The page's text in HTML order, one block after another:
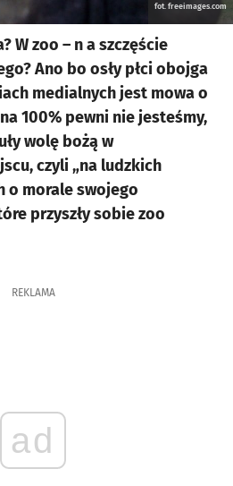
fot. freeimages.com
W zoo – n a szczęście
Ano bo osły płci obojga
medialnych jest mowa o
100% pewni nie jesteśmy,
wolę bożą w
czyli „na ludzkich
o morale swojego
przyszły sobie zoo
REKLAMA
ad